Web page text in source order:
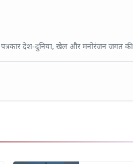
पत्रकार देश-दुनिया, खेल और मनोरंजन जगत